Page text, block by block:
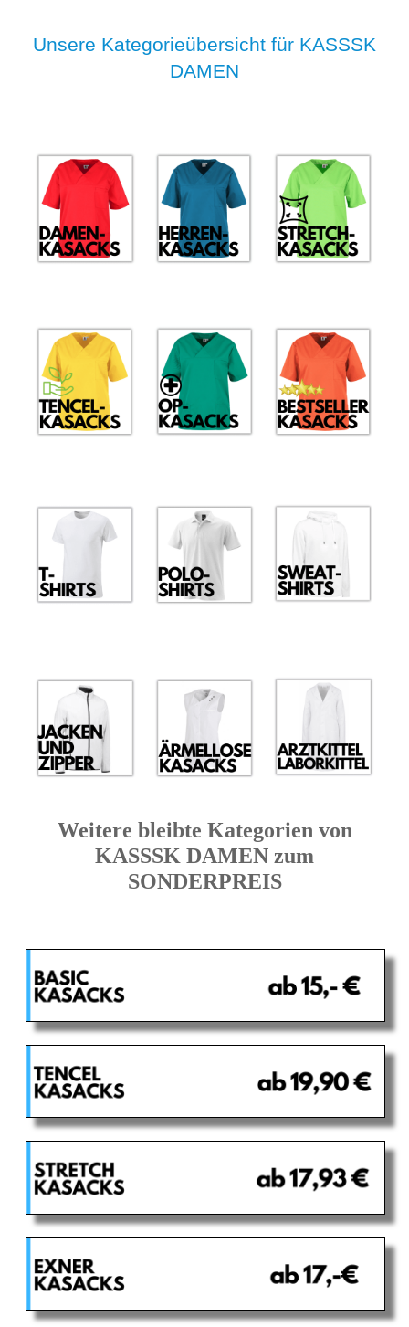
Unsere Kategorieübersicht für KASSSK
DAMEN
Weitere bleibte Kategorien von
KASSSK DAMEN zum
SONDERPREIS